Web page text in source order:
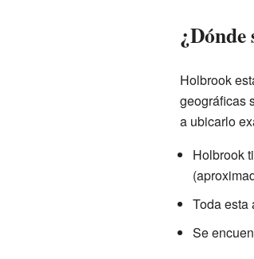
Holbrook
geográficas
a ubicarlo
Holbrook
Toda esta
Se